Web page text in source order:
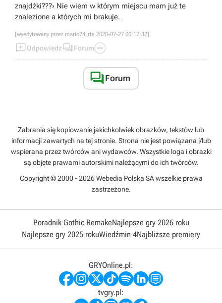
znajdźki???› Nie wiem w którym miejscu mam już te
znalezione a których mi brakuje.
[wyedytowany przez mario74_rts 2020-07-27 00:12:32]
Odpowiedz  Forum 
Forum
Zabrania się kopiowanie jakichkolwiek obrazków, tekstów lub
informacji zawartych na tej stronie. Strona nie jest powiązana i/lub
wspierana przez twórców ani wydawców. Wszystkie loga i obrazki
są objęte prawami autorskimi należącymi do ich twórców.
Copyright © 2000 - 2026 Webedia Polska SA wszelkie prawa
zastrzeżone.
Poradnik Gothic RemakeNajlepsze gry 2026 roku
Najlepsze gry 2025 rokuWiedźmin 4Najbliższe premiery
GRYOnline.pl:
tvgry.pl: